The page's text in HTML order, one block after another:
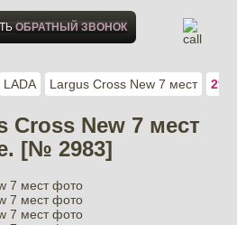
LADA Largus Cross New 7 мест
Cross New 7 мест
[№ 2983]
ОБРАТНЫЙ ЗВОНОК